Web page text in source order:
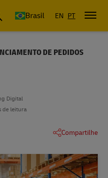
| DHL Brasil
Brasil EN PT
DE PEDIDOS
Digital
de leitura
Compartilhe